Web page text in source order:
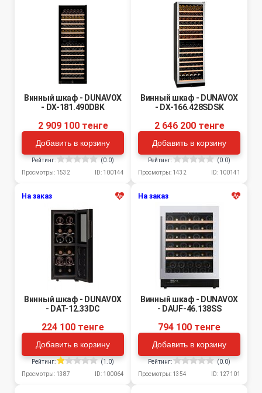
Винный шкаф - DUNAVOX
- DX-181.490DBK
2 909 100 тенге
Добавить в корзину
Рейтинг:
(0.0)
Просмотры: 1532
ID: 100144
Винный шкаф - DUNAVOX
- DX-166.428SDSK
2 646 200 тенге
Добавить в корзину
Рейтинг:
(0.0)
Просмотры: 1432
ID: 100141
На заказ
Винный шкаф - DUNAVOX
- DAT-12.33DC
224 100 тенге
Добавить в корзину
Рейтинг:
(1.0)
Просмотры: 1387
ID: 100064
На заказ
Винный шкаф - DUNAVOX
- DAUF-46.138SS
794 100 тенге
Добавить в корзину
Рейтинг:
(0.0)
Просмотры: 1354
ID: 127101